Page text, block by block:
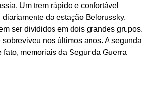
Um trem rápido e confortável
da estação Belorussky.
ser divididos em dois grandes grupos.
nos últimos anos. A segunda
memoriais da Segunda Guerra